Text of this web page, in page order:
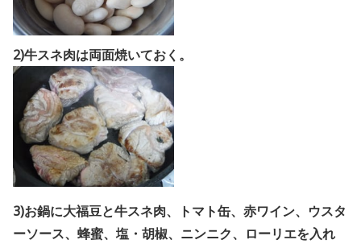
2)牛スネ肉は両面焼いておく。
3)お鍋に大福豆と牛スネ肉、トマト缶、赤ワイン、ウスタ
ーソース、蜂蜜、塩・胡椒、ニンニク、ローリエを入れ